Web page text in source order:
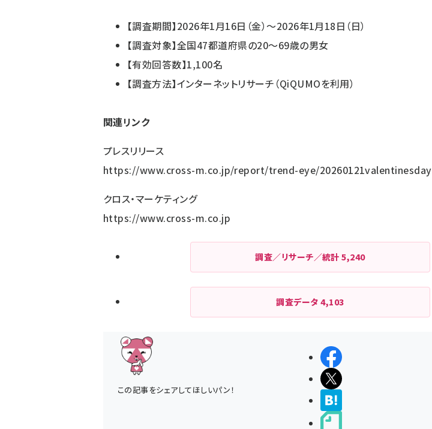
【調査期間】2026年1月16日（金）～2026年1月18日（日）
【調査対象】全国47都道府県の20～69歳の男女
【有効回答数】1,100名
【調査方法】インターネットリサーチ（QiQUMOを利用）
関連リンク
プレスリリース
https://www.cross-m.co.jp/report/trend-eye/20260121valentinesday
クロス・マーケティング
https://www.cross-m.co.jp
調査／リサーチ／統計5,240
調査データ4,103
この記事をシェアしてほしいパン！
シェアする
ポストする